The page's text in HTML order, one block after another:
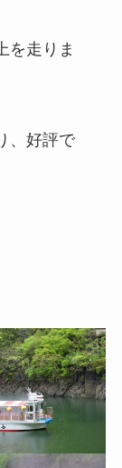
を走りま
、好評で